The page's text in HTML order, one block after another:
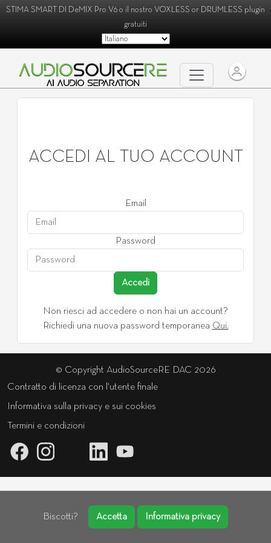
STIMA SMART DI DeMIX Pro V6 o il nostro VOXLESS or DRUMLESS plugin
gratuiti
ACCEDI AL TUO ACCOUNT
Email
Password
Accedi
Non riesci ad accedere o non hai un account?
Richiedi una nuova password temporanea Qui.
Biscotti? Accetta Informativa privacy
© Copyright AudioSourceRE DAC 2026
Contratto di licenza con l'utente finale
Informativa sulla privacy e sui cookies
Termini e condizioni